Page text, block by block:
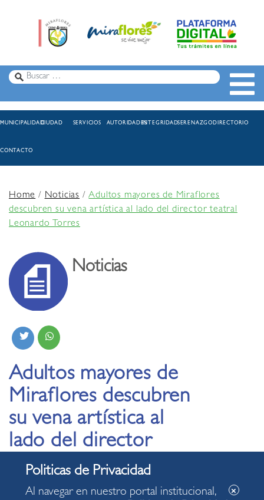
MUNICIPALIDADCIUDAD SERVICIOS AUTORIDADESINTEGRIDADSERENAZGODIRECTORIO
CONTACTO
Home/Noticias /Adultos mayores de Miraflores
descubren su vena artística al lado del director teatral
Leonardo Torres
Noticias
Adultos mayores de
Miraflores descubren
su vena artística al
lado del director
teatral Leonardo
Torres
Al navegar en nuestro portal institucional,